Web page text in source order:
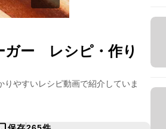
ガー レシピ・作り
りやすいレシピ動画で紹介していま